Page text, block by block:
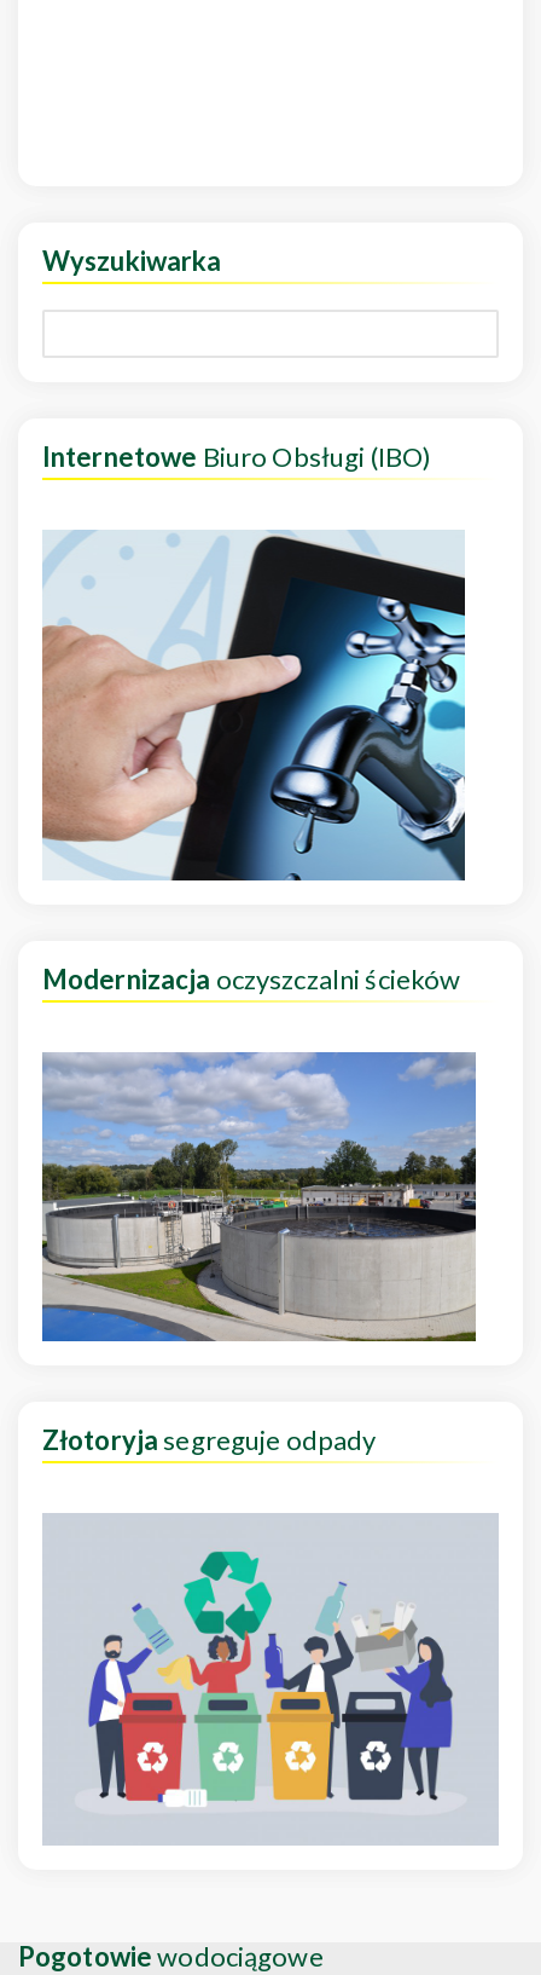
Wyszukiwarka
Internetowe Biuro Obsługi (IBO)
Modernizacja oczyszczalni ścieków
Złotoryjasegreguje odpady
Pogotowiewodociągowe